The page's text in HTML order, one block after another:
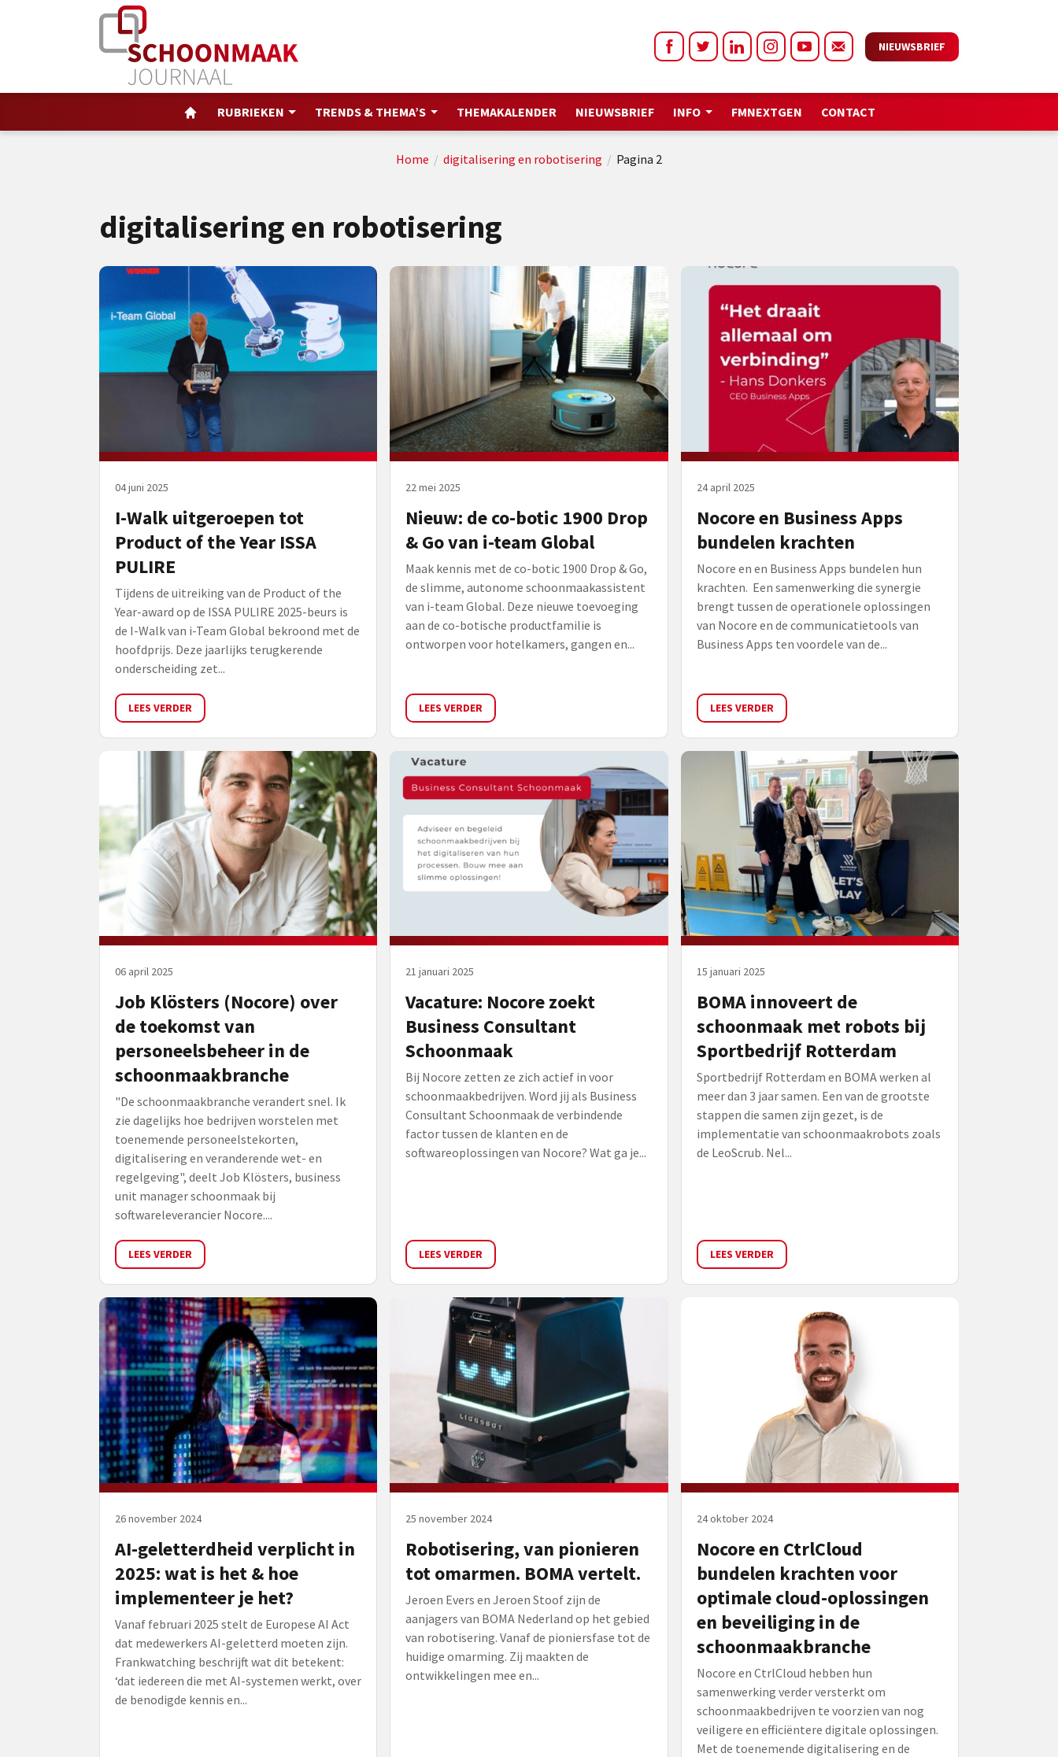
NIEUWSBRIEF
RUBRIEKEN TRENDS & THEMA’S THEMAKALENDER NIEUWSBRIEF INFO FMNEXTGEN CONTACT
Home / digitalisering en robotisering / Pagina 2
digitalisering en robotisering
04 juni 2025
I-Walk uitgeroepen tot
Product of the Year ISSA
PULIRE
Tijdens de uitreiking van de Product of the
Year-award op de ISSA PULIRE 2025-beurs is
de I-Walk van i-Team Global bekroond met de
hoofdprijs. Deze jaarlijks terugkerende
onderscheiding zet...
LEES VERDER
22 mei 2025
Nieuw: de co-botic 1900 Drop
& Go van i-team Global
Maak kennis met de co-botic 1900 Drop & Go,
de slimme, autonome schoonmaakassistent
van i-team Global. Deze nieuwe toevoeging
aan de co-botische productfamilie is
ontworpen voor hotelkamers, gangen en...
LEES VERDER
24 april 2025
Nocore en Business Apps
bundelen krachten
Nocore en en Business Apps bundelen hun
krachten. Een samenwerking die synergie
brengt tussen de operationele oplossingen
van Nocore en de communicatietools van
Business Apps ten voordele van de...
LEES VERDER
06 april 2025
Job Klösters (Nocore) over
de toekomst van
personeelsbeheer in de
schoonmaakbranche
"De schoonmaakbranche verandert snel. Ik
zie dagelijks hoe bedrijven worstelen met
toenemende personeelstekorten,
digitalisering en veranderende wet- en
regelgeving", deelt Job Klösters, business
unit manager schoonmaak bij
softwareleverancier Nocore....
LEES VERDER
21 januari 2025
Vacature: Nocore zoekt
Business Consultant
Schoonmaak
Bij Nocore zetten ze zich actief in voor
schoonmaakbedrijven. Word jij als Business
Consultant Schoonmaak de verbindende
factor tussen de klanten en de
softwareoplossingen van Nocore? Wat ga je...
LEES VERDER
15 januari 2025
BOMA innoveert de
schoonmaak met robots bij
Sportbedrijf Rotterdam
Sportbedrijf Rotterdam en BOMA werken al
meer dan 3 jaar samen. Een van de grootste
stappen die samen zijn gezet, is de
implementatie van schoonmaakrobots zoals
de LeoScrub. Nel...
LEES VERDER
26 november 2024
AI-geletterdheid verplicht in
2025: wat is het & hoe
implementeer je het?
Vanaf februari 2025 stelt de Europese AI Act
dat medewerkers AI-geletterd moeten zijn.
Frankwatching beschrijft wat dit betekent:
‘dat iedereen die met AI-systemen werkt, over
de benodigde kennis en...
25 november 2024
Robotisering, van pionieren
tot omarmen. BOMA vertelt.
Jeroen Evers en Jeroen Stoof zijn de
aanjagers van BOMA Nederland op het gebied
van robotisering. Vanaf de pioniersfase tot de
huidige omarming. Zij maakten de
ontwikkelingen mee en...
24 oktober 2024
Nocore en CtrlCloud
bundelen krachten voor
optimale cloud-oplossingen
en beveiliging in de
schoonmaakbranche
Nocore en CtrlCloud hebben hun
samenwerking verder versterkt om
schoonmaakbedrijven te voorzien van nog
veiligere en efficiëntere digitale oplossingen.
Met de toenemende digitalisering en de